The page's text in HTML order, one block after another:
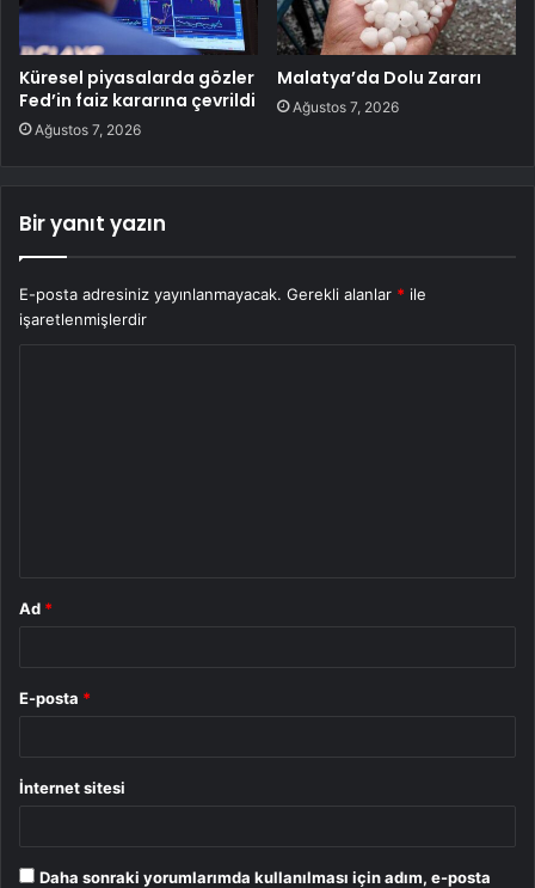
Küresel piyasalarda gözler
Fed’in faiz kararına çevrildi
Ağustos 7, 2026
Malatya’da Dolu Zararı
Ağustos 7, 2026
Bir yanıt yazın
E-posta adresiniz yayınlanmayacak. Gerekli alanlar * ile
işaretlenmişlerdir
Ad *
E-posta *
İnternet sitesi
Daha sonraki yorumlarımda kullanılması için adım, e-posta